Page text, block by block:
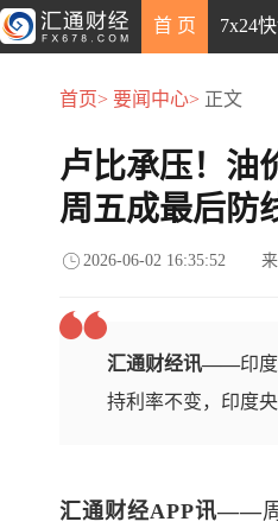
首 页 7x24
首页> 要闻中心> 正文
卢比承压！油
周五成最后防
2026-06-02 16:35:52
汇通财经讯——印
持利率不变，印度
汇通财经APP讯——